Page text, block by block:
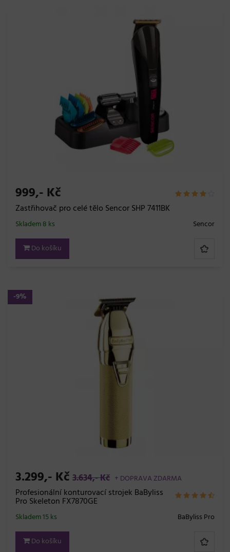
999,- Kč
Zastřihovač pro celé tělo Sencor SHP 7411BK
Sencor
Skladem 8 ks
Do košíku
-9%
3.299,- Kč 3.634,- Kč + DOPRAVA ZDARMA
Profesionální konturovací strojek BaByliss
Pro Skeleton FX7870GE
BaByliss Pro
Skladem 15 ks
Do košíku